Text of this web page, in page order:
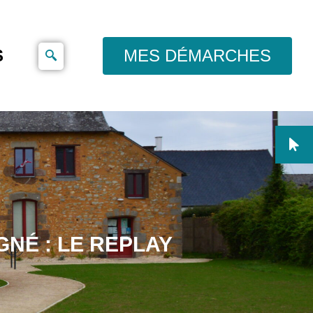
MES DÉMARCHES
: LE REPLAY